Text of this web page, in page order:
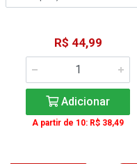
R$ 44,99
Adicionar
A partir de 10: R$ 38,49